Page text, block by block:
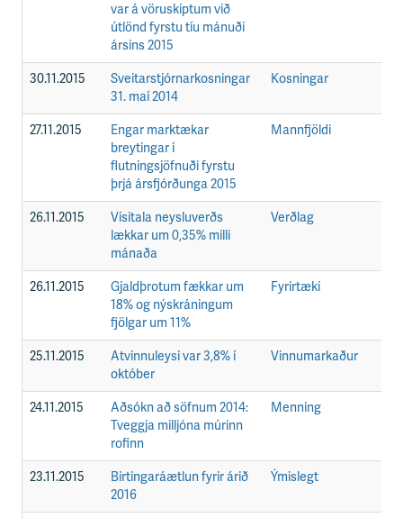
var á vöruskiptum við
útlönd fyrstu tíu mánuði
ársins 2015
30.11.2015
Sveitarstjórnarkosningar
31. maí 2014
Kosningar
27.11.2015
Engar marktækar
breytingar í
flutningsjöfnuði fyrstu
þrjá ársfjórðunga 2015
Mannfjöldi
26.11.2015
Vísitala neysluverðs
lækkar um 0,35% milli
mánaða
Verðlag
26.11.2015
Gjaldþrotum fækkar um
18% og nýskráningum
fjölgar um 11%
Fyrirtæki
25.11.2015
Atvinnuleysi var 3,8% í
október
Vinnumarkaður
24.11.2015
Aðsókn að söfnum 2014:
Tveggja milljóna múrinn
rofinn
Menning
23.11.2015
Birtingaráætlun fyrir árið
2016
Ýmislegt